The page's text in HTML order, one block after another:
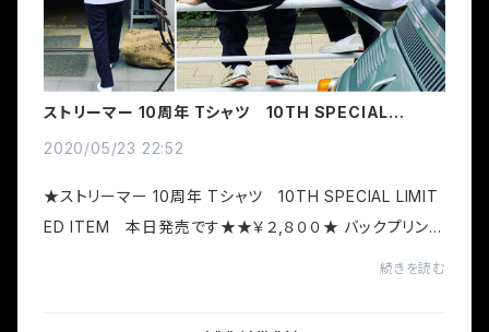
ストリーマー 10周年 Tシャツ 10TH SPECIAL
2020/05/23 22:52
★ストリーマー 10周年 Tシャツ 10TH SPECIAL LIMIT
ED ITEM 本日発売です★★￥２,８００★ バックプリント
続きを読む